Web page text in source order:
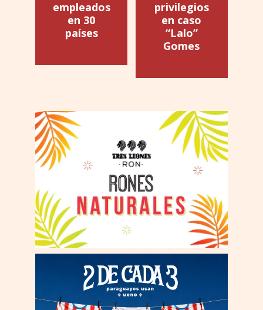
empleados
en 30
países
privilegios
en caso
“Lalo”
Gomes